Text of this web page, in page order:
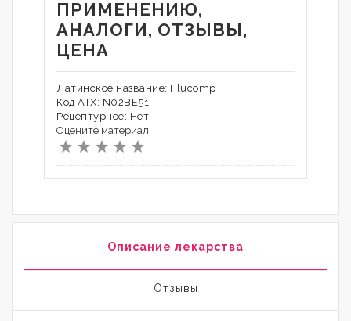
ПРИМЕНЕНИЮ,
АНАЛОГИ, ОТЗЫВЫ,
ЦЕНА
Латинское название: Flucomp
Код АТХ: N02BE51
Рецептурное: Нет
Оцените материал:
Описание лекарства
Отзывы